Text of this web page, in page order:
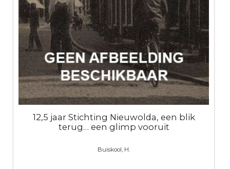
12,5 jaar Stichting Nieuwolda, een blik
terug… een glimp vooruit
Buiskool, H.